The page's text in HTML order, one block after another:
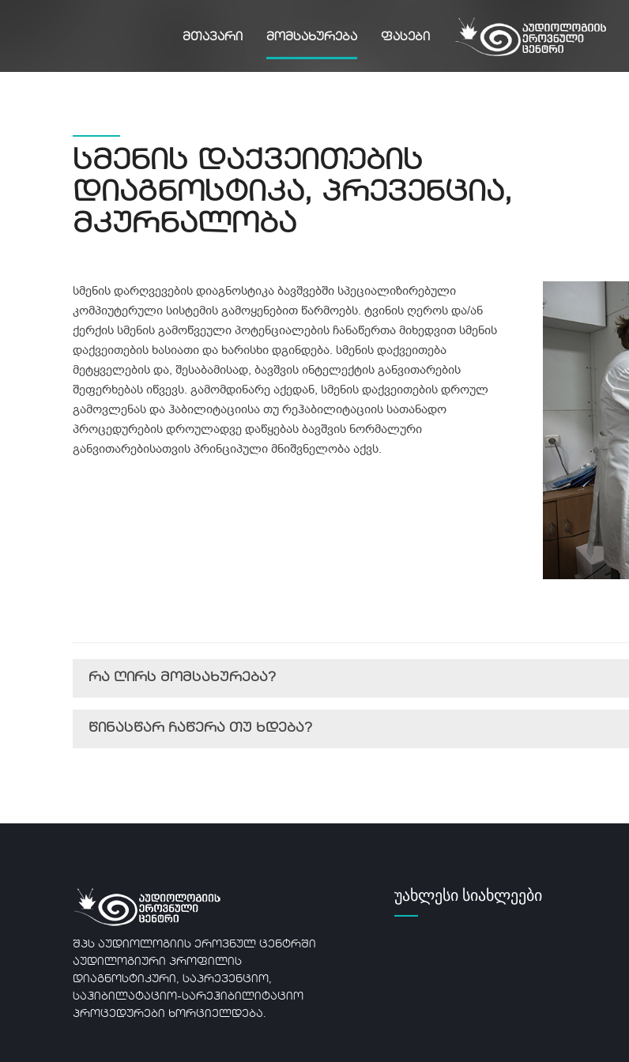
ᲛᲗᲐᲕᲐᲠᲘ ᲛᲝᲛᲡᲐᲮᲣᲠᲔᲑᲐ ᲤᲐᲡᲔᲑᲘ
სმენის დაქვეითების
დიაგნოსტიკა, პრევენცია,
მკურნალობა
სმენის დარღვევების დიაგნოსტიკა ბავშვებში სპეციალიზირებული
კომპიუტერული სისტემის გამოყენებით წარმოებს. ტვინის ღეროს და/ან
ქერქის სმენის გამოწვეული პოტენციალების ჩანაწერთა მიხედვით სმენის
დაქვეითების ხასიათი და ხარისხი დგინდება. სმენის დაქვეითება
მეტყველების და, შესაბამისად, ბავშვის ინტელექტის განვითარების
შეფერხებას იწვევს. გამომდინარე აქედან, სმენის დაქვეითების დროულ
გამოვლენას და ჰაბილიტაციისა თუ რეჰაბილიტაციის სათანადო
პროცედურების დროულადვე დაწყებას ბავშვის ნორმალური
განვითარებისათვის პრინციპული მნიშვნელობა აქვს.
რა ღირს მომსახურება?
წინასწარ ჩაწერა თუ ხდება?
შპს აუდიოლოგიის ეროვნულ ცენტრში
აუდილოგიური პროფილის
დიაგნოსტიკური, საპრევენციო,
საჰიბილატაციო-სარეჰიბილიტაციო
პროცედურები ხორციელდება.
უახლესი სიახლეები